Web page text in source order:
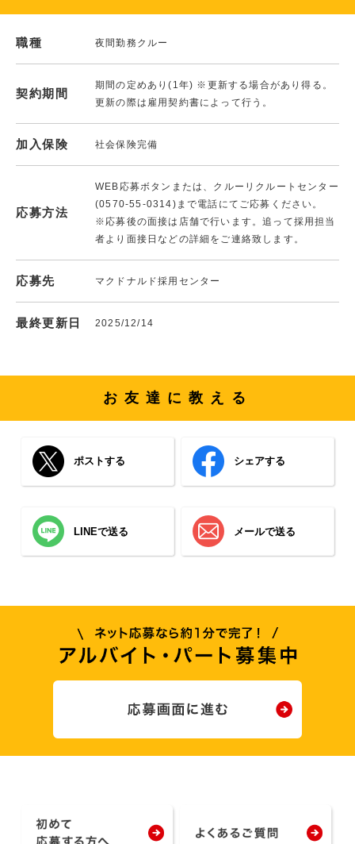
職種 夜間勤務クルー
契約期間
期間の定めあり(1年) ※更新する場合があり得る。
更新の際は雇用契約書によって行う。
加入保険 社会保険完備
応募方法
WEB応募ボタンまたは、クルーリクルートセンター
(0570-55-0314)まで電話にてご応募ください。
※応募後の面接は店舗で行います。追って採用担当
者より面接日などの詳細をご連絡致します。
応募先 マクドナルド採用センター
最終更新日 2025/12/14
お友達に教える
ポストする シェアする
LINEで送る メールで送る